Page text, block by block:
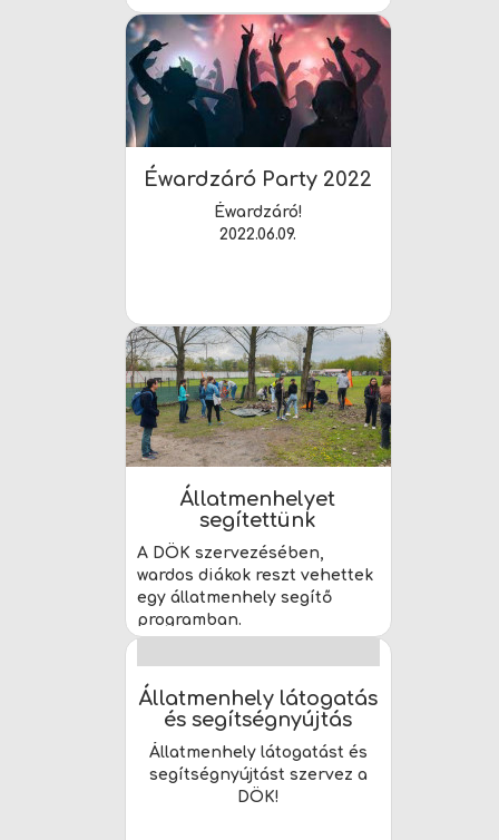
Éwardzáró Party 2022
Éwardzáró!
2022.06.09.
Állatmenhelyet
segítettünk
A DÖK szervezésében,
wardos diákok reszt vehettek
egy állatmenhely segítő
programban.
Állatmenhely látogatás
és segítségnyújtás
Állatmenhely látogatást és
segítségnyújtást szervez a
DÖK!